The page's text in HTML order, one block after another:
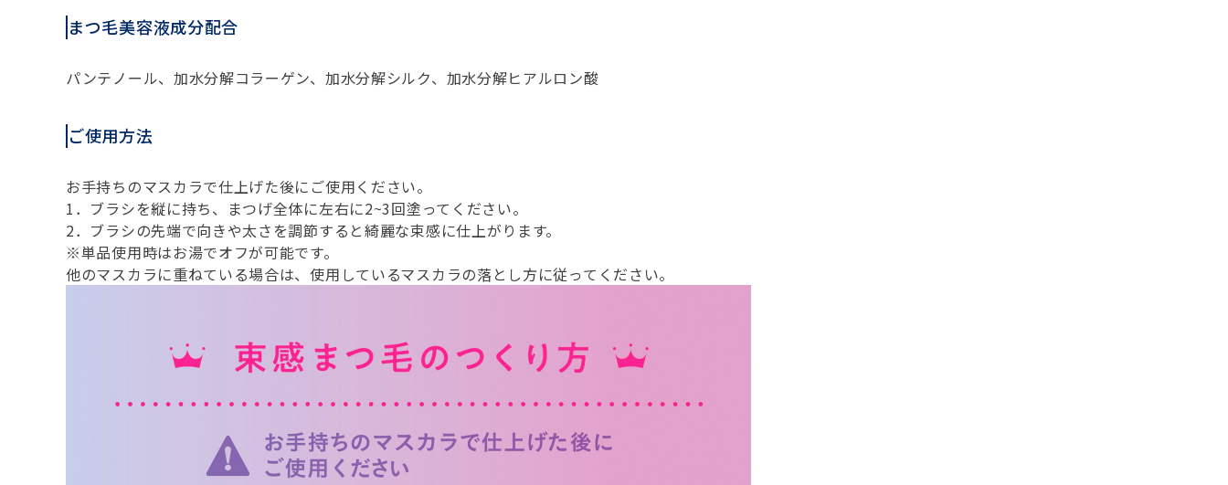
まつ毛美容液成分配合
パンテノール、加水分解コラーゲン、加水分解シルク、加水分解ヒアルロン酸
ご使用方法
お手持ちのマスカラで仕上げた後にご使用ください。
1．ブラシを縦に持ち、まつげ全体に左右に2~3回塗ってください。
2．ブラシの先端で向きや太さを調節すると綺麗な束感に仕上がります。
※単品使用時はお湯でオフが可能です。
他のマスカラに重ねている場合は、使用しているマスカラの落とし方に従ってください。